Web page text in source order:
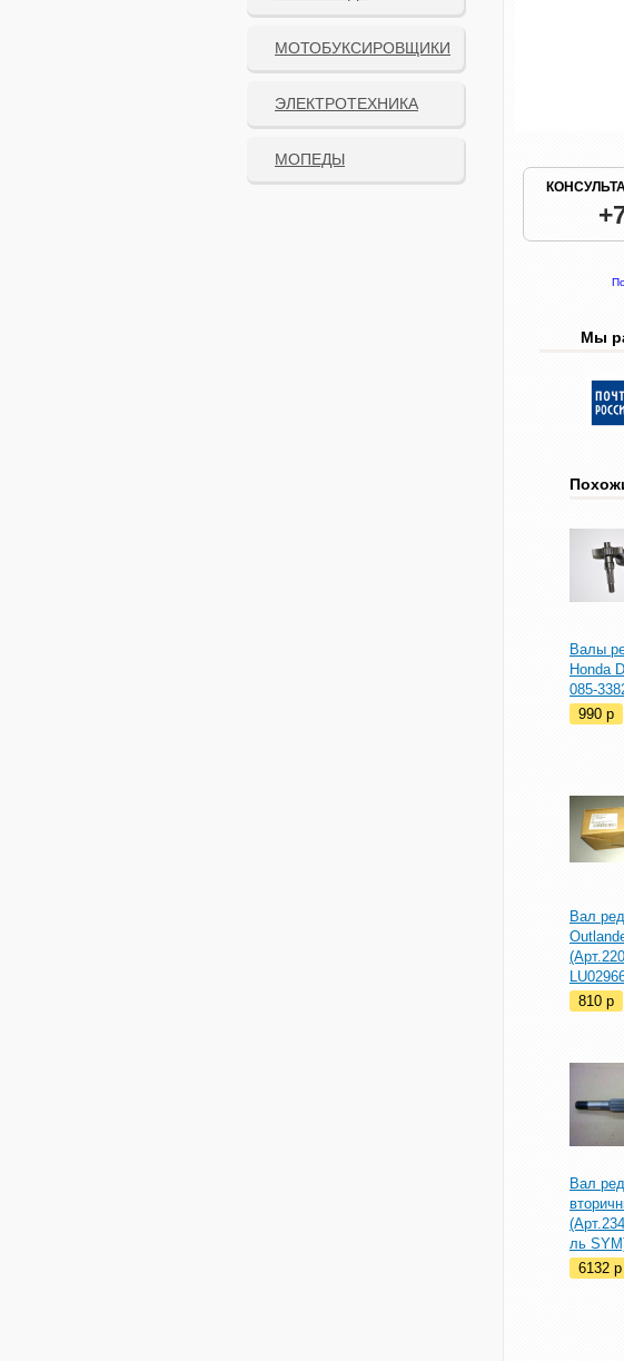
МОТОБУКСИРОВЩИКИ
ЭЛЕКТРОТЕХНИКА
МОПЕДЫ
Мы
Валы
Honda
085-
990 p
Вал
810 p
Вал
ль
6132 p